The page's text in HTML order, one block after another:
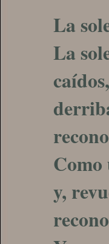
La
La
caídos,
y,